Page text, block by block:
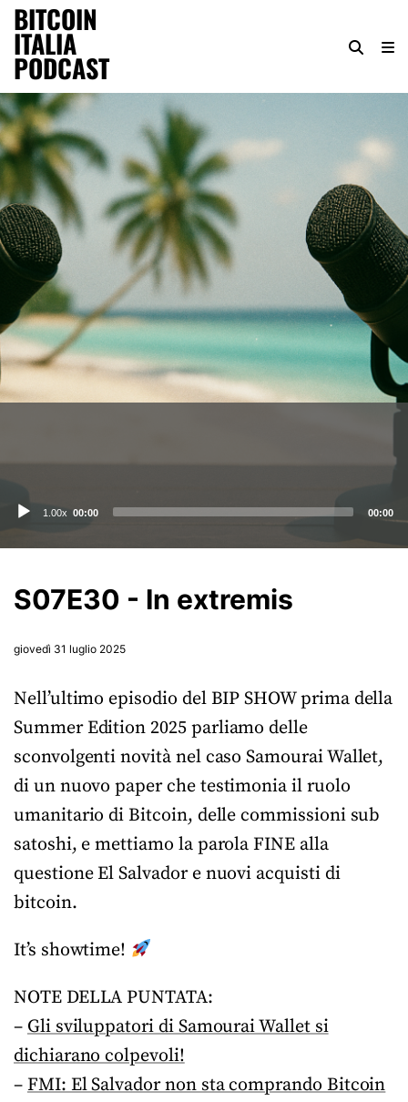
BITCOIN
ITALIA
PODCAST
Audio
1.00x 00:00 00:00
S07E30 - In extremis
giovedì 31 luglio 2025
Nell’ultimo episodio del BIP SHOW prima della
Summer Edition 2025 parliamo delle
sconvolgenti novità nel caso Samourai Wallet,
di un nuovo paper che testimonia il ruolo
umanitario di Bitcoin, delle commissioni sub
satoshi, e mettiamo la parola FINE alla
questione El Salvador e nuovi acquisti di
bitcoin.
It’s showtime!
NOTE DELLA PUNTATA:
– Gli sviluppatori di Samourai Wallet si
dichiarano colpevoli!
– FMI: El Salvador non sta comprando Bitcoin